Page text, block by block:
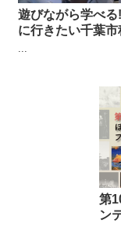
遊びながら学べ
に行きたい千葉
...
第
ン